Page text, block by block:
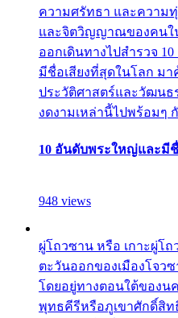
ความศรัทธา และความ
และจิตวิญญาณของคนใ
ออกเดินทางไปสำรวจ
มีชื่อเสียงที่สุดในโลก ม
ประวัติศาสตร์และวัฒนธ
งดงามเหล่านี้ไปพร้อมๆ
10 อันดับพระใหญ่และมี
948 views
ผู่โถวซาน หรือ เกาะผู่โถ
ตะวันออกของเมืองโจว
โดยอยู่ทางตอนใต้ของน
พุทธคีรีหรือภูเขาศักดิ์สิ